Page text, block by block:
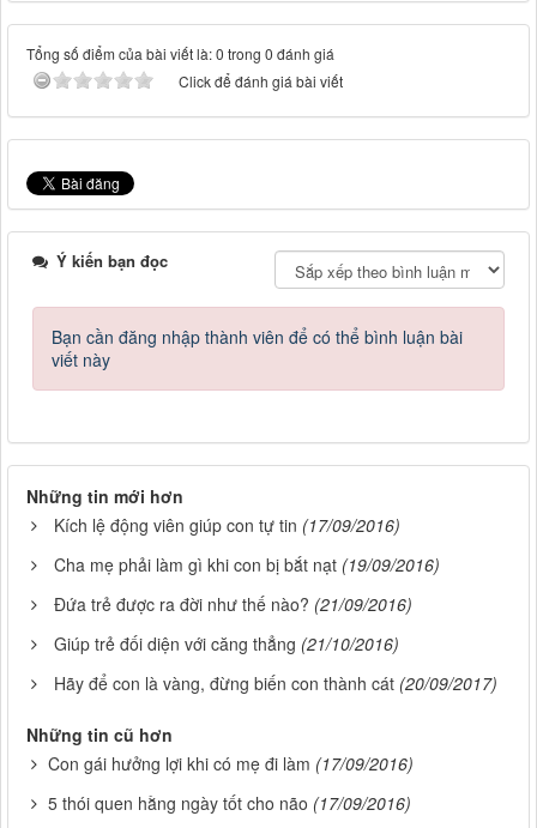
Tổng số điểm của bài viết là: 0 trong 0 đánh giá
Click để đánh giá bài viết
Ý kiến bạn đọc
Bạn cần đăng nhập thành viên để có thể bình luận bài
viết này
Những tin mới hơn
Kích lệ động viên giúp con tự tin (17/09/2016)
Cha mẹ phải làm gì khi con bị bắt nạt (19/09/2016)
Đứa trẻ được ra đời như thế nào? (21/09/2016)
Giúp trẻ đối diện với căng thẳng (21/10/2016)
Hãy để con là vàng, đừng biến con thành cát (20/09/2017)
Những tin cũ hơn
Con gái hưởng lợi khi có mẹ đi làm (17/09/2016)
5 thói quen hằng ngày tốt cho não (17/09/2016)